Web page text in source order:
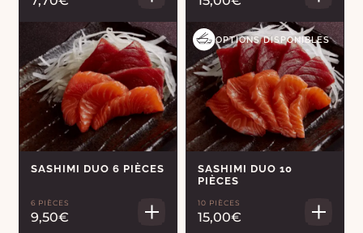
SASHIMI DUO 6 PIÈCES
6 PIÈCES
9,50€
OPTIONS DISPONIBLES
SASHIMI DUO 10
PIÈCES
10 PIÈCES
15,00€